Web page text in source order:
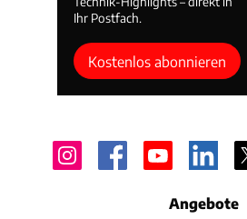
Ihr Postfach.
Kostenlos abonnieren
Angebote